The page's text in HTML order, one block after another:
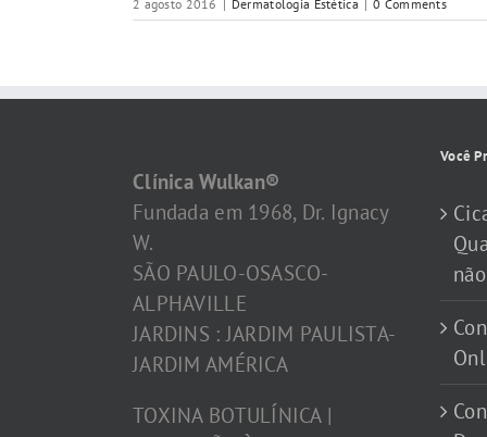
2 agosto 2016 | Dermatologia Estética | 0 Comments
Clínica Wulkan®
Fundada em 1968, Dr. Ignacy
W.
SÃO PAULO-OSASCO-
ALPHAVILLE
JARDINS : JARDIM PAULISTA-
JARDIM AMÉRICA
TOXINA BOTULÍNICA |
Você